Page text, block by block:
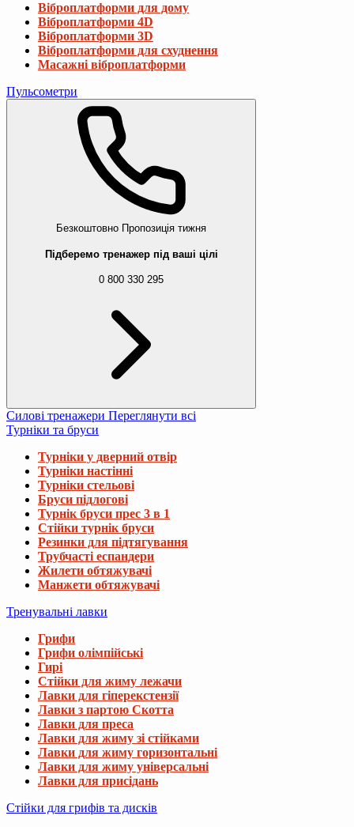
Віброплатформи для дому
Віброплатформи 4D
Віброплатформи 3D
Віброплатформи для схуднення
Масажні віброплатформи
Пульсометри
Безкоштовно Пропозиція тижня
Підберемо тренажер під ваші цілі
0 800 330 295
Силові тренажери Переглянути всі
Турніки та бруси
Турніки у дверний отвір
Турніки настінні
Турніки стельові
Бруси підлогові
Турнік бруси прес 3 в 1
Стійки турнік бруси
Резинки для підтягування
Трубчасті еспандери
Жилети обтяжувачі
Манжети обтяжувачі
Тренувальні лавки
Грифи
Грифи олімпійські
Гирі
Стійки для жиму лежачи
Лавки для гіперекстензії
Лавки з партою Скотта
Лавки для преса
Лавки для жиму зі стійками
Лавки для жиму горизонтальні
Лавки для жиму універсальні
Лавки для присідань
Стійки для грифів та дисків